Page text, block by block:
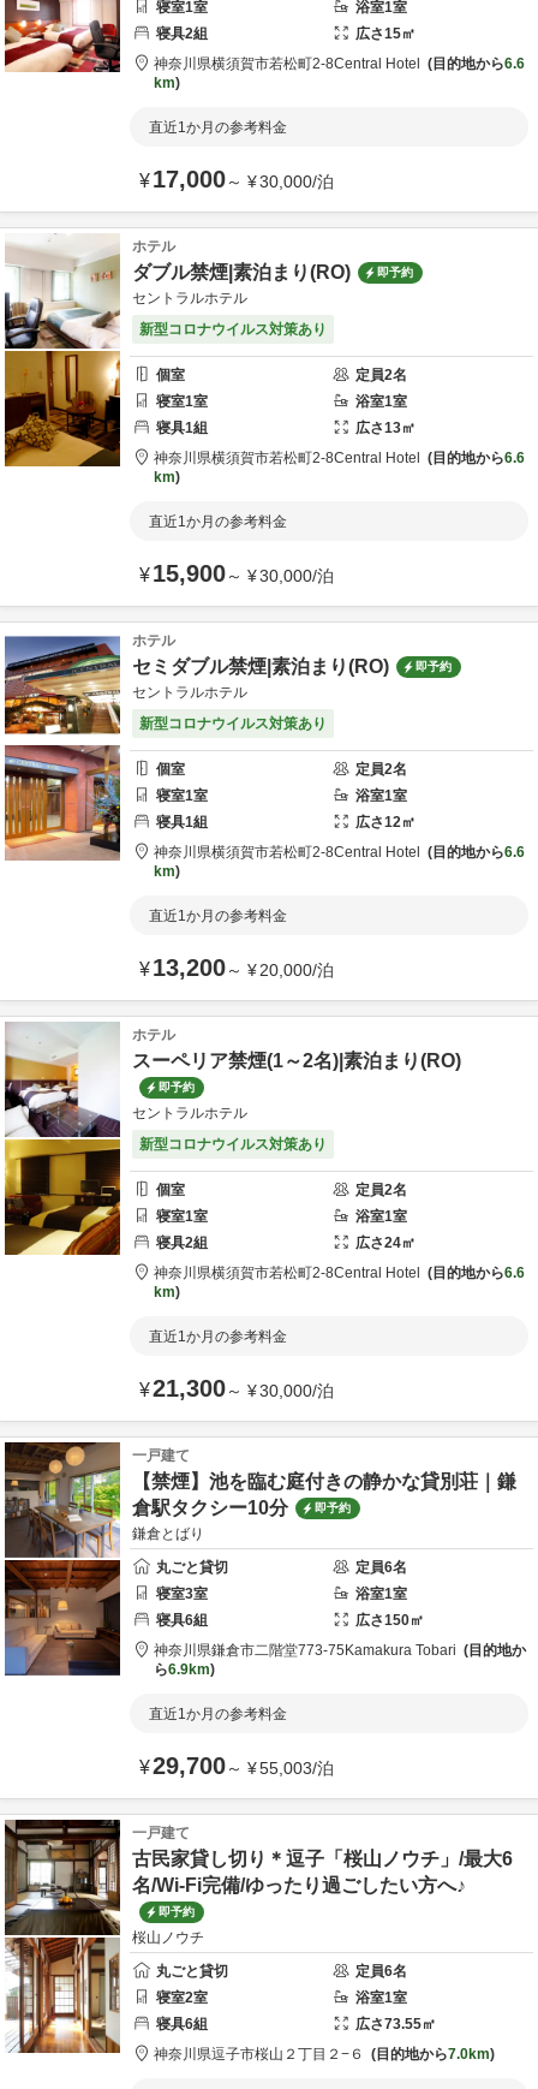
寝室1室 浴室1室
寝具2組 広さ15㎡
神奈川県横須賀市若松町2-8Central Hotel 目的地から6.6
km
直近1か月の参考料金
¥17,000～ ¥30,000/泊
ホテル
ダブル禁煙|素泊まり(RO) 即予約
セントラルホテル
新型コロナウイルス対策あり
個室 定員2名
寝室1室 浴室1室
寝具1組 広さ13㎡
神奈川県横須賀市若松町2-8Central Hotel 目的地から6.6
km
直近1か月の参考料金
¥15,900～ ¥30,000/泊
ホテル
セミダブル禁煙|素泊まり(RO) 即予約
セントラルホテル
新型コロナウイルス対策あり
個室 定員2名
寝室1室 浴室1室
寝具1組 広さ12㎡
神奈川県横須賀市若松町2-8Central Hotel 目的地から6.6
km
直近1か月の参考料金
¥13,200～ ¥20,000/泊
ホテル
スーペリア禁煙(1～2名)|素泊まり(RO)
即予約
セントラルホテル
新型コロナウイルス対策あり
個室 定員2名
寝室1室 浴室1室
寝具2組 広さ24㎡
神奈川県横須賀市若松町2-8Central Hotel 目的地から6.6
km
直近1か月の参考料金
¥21,300～ ¥30,000/泊
一戸建て
【禁煙】池を臨む庭付きの静かな貸別荘｜鎌
倉駅タクシー10分
即予約
鎌倉とばり
丸ごと貸切
定員6名
寝室3室 浴室1室
寝具6組 広さ150㎡
神奈川県鎌倉市二階堂773-75 Kamakura Tobari
目的地か
ら6.9km
直近1か月の参考料金
¥29,700～ ¥55,003/泊
一戸建て
古民家貸し切り＊逗子「桜山ノウチ」/最大6
名/Wi-Fi完備/ゆったり過ごしたい方へ♪
即予約
桜山ノウチ
丸ごと貸切
定員6名
寝室2室 浴室1室
寝具6組 広さ73.55㎡
神奈川県逗子市桜山２丁目２−６ 目的地から7.0km